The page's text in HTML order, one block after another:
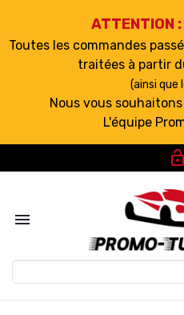
ATTENTION :
Toutes les commandes
traitées à partir
(ainsi que
Nous vous
L'équipe
lock_open
